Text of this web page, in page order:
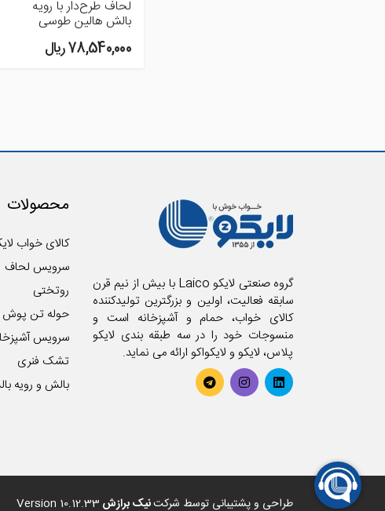
لحاف طرح‌دار با رویه
بالش هالین طوسی
78,540,000 ريال
گروه صنعتی لایکو Laico با بیش از نیم قرن
سابقه فعالیت، اولین و بزرگترین تولیدکننده
کالای خواب، حمام و آشپزخانه است و
منسوجات خود را در سه طبقه بندی لایکو
پلاس، لایکو و لایکواکو ارائه می نماید.
محصولات
کالای خواب
سرویس لحاف
روتختی
حوله تن پوش
سرویس
تشک فنری
بالش و رویه
طراحی و پشتیبانی توسط شرکتنیک برازش Version 10.12.33